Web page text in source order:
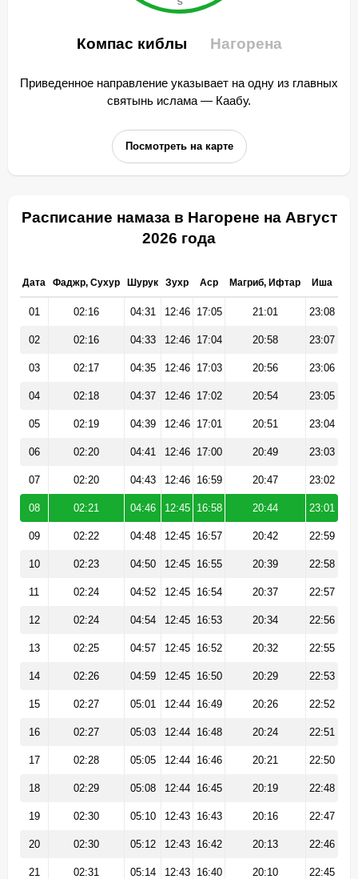
Компас киблы Нагорена
Приведенное направление указывает на одну из главных
святынь ислама — Каабу.
Посмотреть на карте
Расписание намаза в Нагорене на Август
2026 года
Дата Фаджр, Сухур Шурук Зухр Аср Магриб, Ифтар Иша
01 02:16 04:31 12:46 17:05 21:01 23:08
02 02:16 04:33 12:46 17:04 20:58 23:07
03 02:17 04:35 12:46 17:03 20:56 23:06
04 02:18 04:37 12:46 17:02 20:54 23:05
05 02:19 04:39 12:46 17:01 20:51 23:04
06 02:20 04:41 12:46 17:00 20:49 23:03
07 02:20 04:43 12:46 16:59 20:47 23:02
08 02:21 04:46 12:45 16:58 20:44 23:01
09 02:22 04:48 12:45 16:57 20:42 22:59
10 02:23 04:50 12:45 16:55 20:39 22:58
11 02:24 04:52 12:45 16:54 20:37 22:57
12 02:24 04:54 12:45 16:53 20:34 22:56
13 02:25 04:57 12:45 16:52 20:32 22:55
14 02:26 04:59 12:45 16:50 20:29 22:53
15 02:27 05:01 12:44 16:49 20:26 22:52
16 02:27 05:03 12:44 16:48 20:24 22:51
17 02:28 05:05 12:44 16:46 20:21 22:50
18 02:29 05:08 12:44 16:45 20:19 22:48
19 02:30 05:10 12:43 16:43 20:16 22:47
20 02:30 05:12 12:43 16:42 20:13 22:46
21 02:31 05:14 12:43 16:40 20:10 22:45